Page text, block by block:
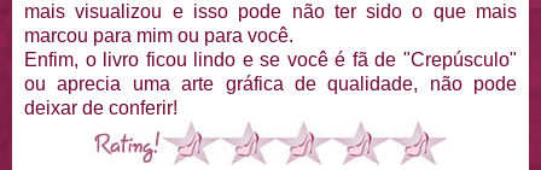
mais visualizou e isso pode não ter sido o que mais
marcou para mim ou para você.
Enfim, o livro ficou lindo e se você é fã de "Crepúsculo"
ou aprecia uma arte gráfica de qualidade, não pode
deixar de conferir!